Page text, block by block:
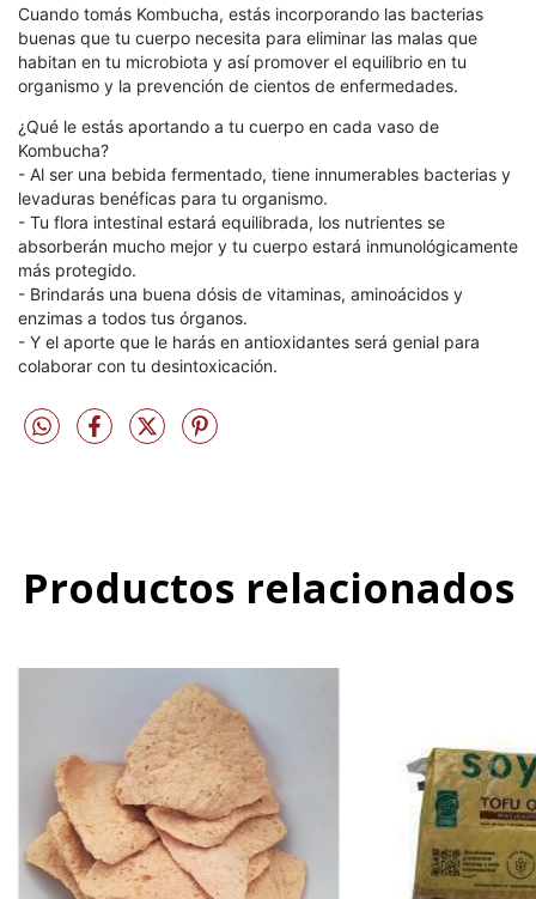
Cuando tomás Kombucha, estás incorporando las bacterias
buenas que tu cuerpo necesita para eliminar las malas que
habitan en tu microbiota y así promover el equilibrio en tu
organismo y la prevención de cientos de enfermedades.
¿Qué le estás aportando a tu cuerpo en cada vaso de
Kombucha?
- Al ser una bebida fermentado, tiene innumerables bacterias y
levaduras benéficas para tu organismo.
- Tu flora intestinal estará equilibrada, los nutrientes se
absorberán mucho mejor y tu cuerpo estará inmunológicamente
más protegido.
- Brindarás una buena dósis de vitaminas, aminoácidos y
enzimas a todos tus órganos.
- Y el aporte que le harás en antioxidantes será genial para
colaborar con tu desintoxicación.
Productos relacionados